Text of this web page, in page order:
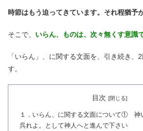
時節はもう迫ってきています。それ程猶予
そこで、 いらん、ものは、次々無くす意識
「いらん」、に関する文面を、引き続き、
す。
目次
１．いらん、に関する文面について① 神
呉れよ。として神人へと進んで下さい